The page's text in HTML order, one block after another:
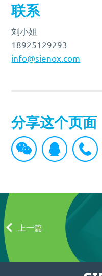
联系
刘小姐
18925129293
info@sienox.com
分享这个页面
上一篇